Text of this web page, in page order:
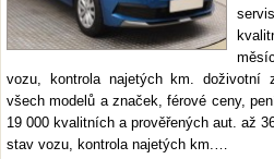
vozu, kontrola najetých km. doživotní
všech modelů a značek, férové ceny,
19 000 kvalitních a prověřených aut. až
stav vozu, kontrola najetých km.…